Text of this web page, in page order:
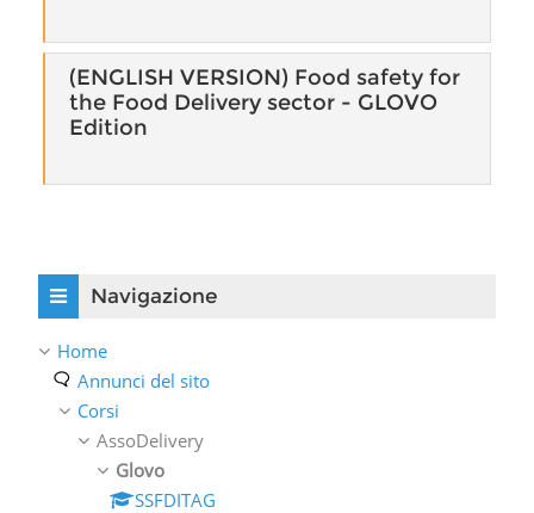
(ENGLISH VERSION) Food safety for
the Food Delivery sector - GLOVO
Edition
Navigazione
Home
Annunci del sito
Corsi
AssoDelivery
Glovo
SSFDITAG